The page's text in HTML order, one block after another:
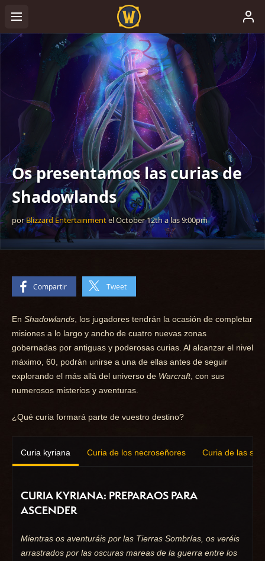
Os presentamos las curias de
Shadowlands
porBlizzard EntertainmentelOctober 12tha las9:00pm
Compartir Tweet
En Shadowlands , los jugadores tendrán la ocasión de completar
misiones a lo largo y ancho de cuatro nuevas zonas
gobernadas por antiguas y poderosas curias. Al alcanzar el nivel
máximo, 60, podrán unirse a una de ellas antes de seguir
explorando el más allá del universo de Warcraft, con sus
numerosos misterios y aventuras.
¿Qué curia formará parte de vuestro destino?
Curia kyriana Curia de los necroseñores Curia de las
CURIA KYRIANA: PREPARAOS PARA
ASCENDER
Mientras os aventuráis por las Tierras Sombrías, os veréis
arrastrados por las oscuras mareas de la guerra entre los